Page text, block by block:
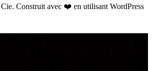
Construit avec ❤️ en utilisant WordPress